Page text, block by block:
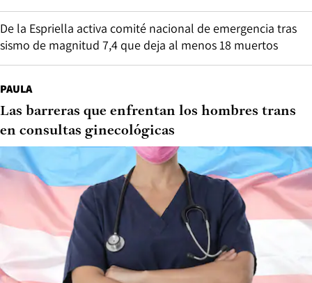
De la Espriella activa comité nacional de emergencia tras
sismo de magnitud 7,4 que deja al menos 18 muertos
PAULA
Las barreras que enfrentan los hombres trans
en consultas ginecológicas